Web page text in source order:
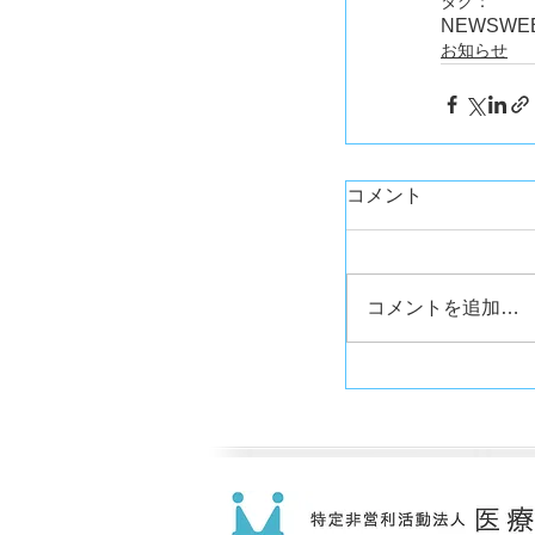
NEWS
お知らせ
コメント
コメントを追加…